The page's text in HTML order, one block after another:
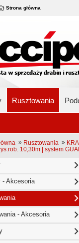
Strona główna
Rusztowania
» Rusztowania »
10,30m | system
- Akcesoria
- Akcesoria